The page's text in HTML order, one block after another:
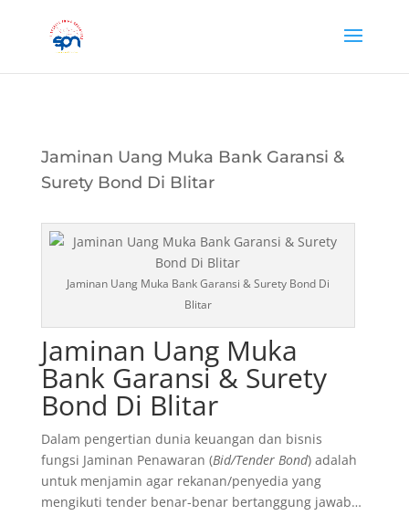
Jaminan Uang Muka Bank Garansi &
Surety Bond Di Blitar
Jaminan Uang Muka Bank Garansi & Surety Bond Di
Blitar
Jaminan Uang Muka
Bank Garansi & Surety
Bond Di Blitar
Dalam pengertian dunia keuangan dan bisnis
fungsi Jaminan Penawaran (Bid/Tender Bond) adalah
untuk menjamin agar rekanan/penyedia yang
mengikuti tender benar-benar bertanggung jawab…